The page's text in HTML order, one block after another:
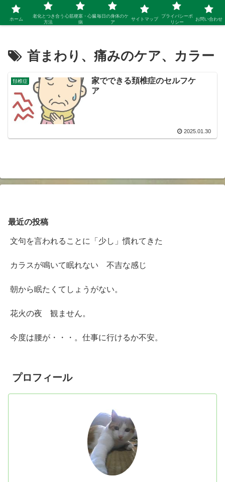
シニア 新しい人生を開拓するブログ
首まわり、痛みのケア、カラー
頚椎症
家でできる頚椎症のセルフケ
ア
2025.01.30
最近の投稿
文句を言われることに「少し」慣れてきた
カラスが鳴いて眠れない 不吉な感じ
朝から眠たくてしょうがない。
花火の夜 観ません。
今度は腰が・・・。仕事に行けるか不安。
プロフィール
ホーム
老化とつき合う
方法
心筋梗塞・心臓
病
毎日の身体のケ
ア
サイトマップ
プライバシーポ
リシー
お問い合わせ